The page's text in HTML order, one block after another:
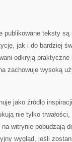
publikowane teksty są
jak i do bardziej
odkryją praktyczne
zachowuje wysoką
jako źródło
nie tylko
witrynie pobudzają
wygląd, jeśli